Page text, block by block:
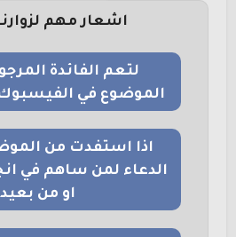
اشعار مهم
لتعم الفائدة
الموضوع في
اذا استفدت من
الدعاء لمن ساهم في
او من بعيد